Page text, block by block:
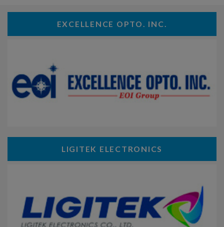
EXCELLENCE OPTO. INC.
LIGITEK ELECTRONICS